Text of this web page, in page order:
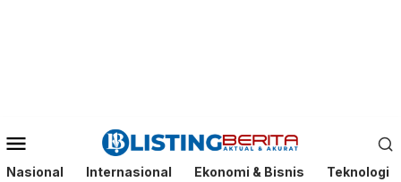
Mobile
Nasional Internasional Ekonomi & Bisnis Teknologi